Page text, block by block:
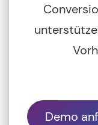
Demo